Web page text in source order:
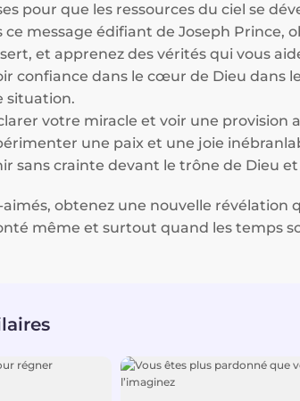
pour que les ressources du ciel se
ce message édifiant de Joseph Prince,
et apprenez des vérités qui vous
confiance dans le cœur de Dieu dans
situation.
votre miracle et voir une
une paix et une joie
sans crainte devant le trône de Dieu
aimés, obtenez une nouvelle
même et surtout quand les temps